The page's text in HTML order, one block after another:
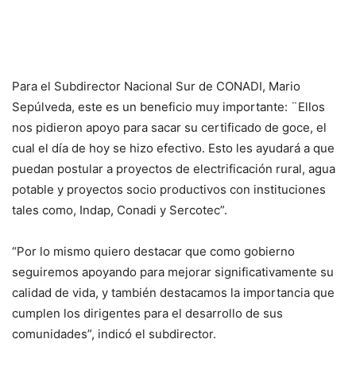
Para el Subdirector Nacional Sur de CONADI, Mario
Sepúlveda, este es un beneficio muy importante: ¨Ellos
nos pidieron apoyo para sacar su certificado de goce, el
cual el día de hoy se hizo efectivo. Esto les ayudará a que
puedan postular a proyectos de electrificación rural, agua
potable y proyectos socio productivos con instituciones
tales como, Indap, Conadi y Sercotec”.
“Por lo mismo quiero destacar que como gobierno
seguiremos apoyando para mejorar significativamente su
calidad de vida, y también destacamos la importancia que
cumplen los dirigentes para el desarrollo de sus
comunidades”, indicó el subdirector.